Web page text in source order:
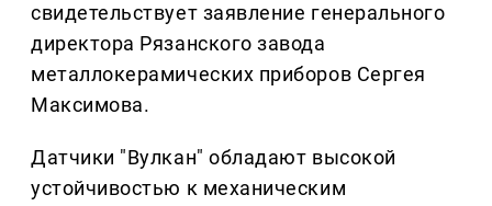
свидетельствует заявление генерального
директора Рязанского завода
металлокерамических приборов Сергея
Максимова.
Датчики "Вулкан" обладают высокой
устойчивостью к механическим